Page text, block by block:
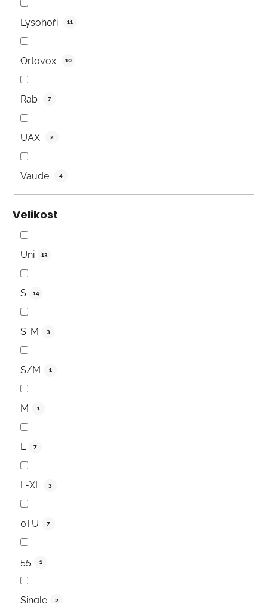
Lysohoři 11
Ortovox 10
Rab 7
UAX 2
Vaude 4
Velikost
Uni 13
S 14
S-M 3
S/M 1
M 1
L 7
L-XL 3
0TU 7
55 1
Single 2